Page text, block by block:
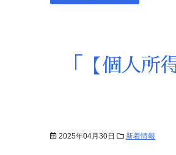
「【個人所
2025年04月30日 新着情報